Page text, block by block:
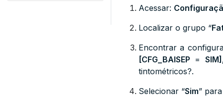
Acessar:
Localizar o grupo “
Encontrar a
[CFG_BAISEP =
tintométricos?.
Selecionar “Sim”